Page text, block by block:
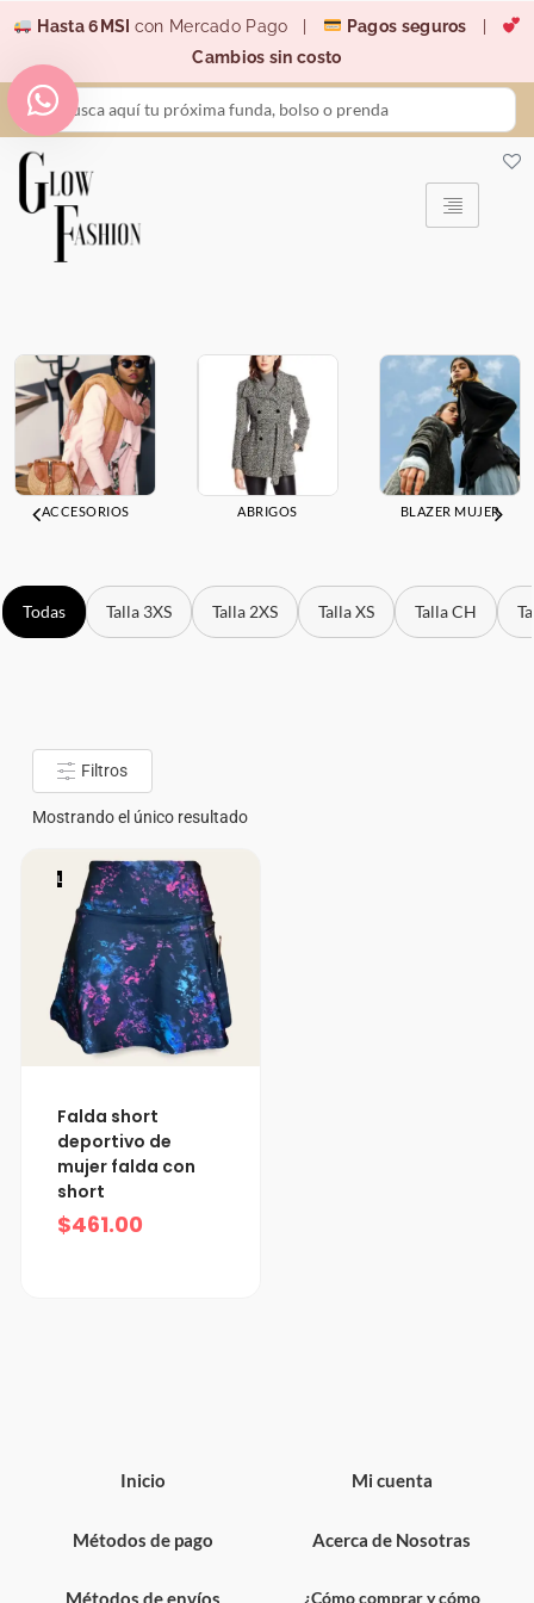
contenido
Hasta 6MSI con Mercado Pago | Pagos seguros
Cambios sin costo
Search
...
ACCESORIOS ABRIGOS BLAZER MUJER
Todas Talla 3XS Talla 2XS Talla XS Talla CH
Filtros
Mostrando el único resultado
L
Falda short
deportivo de
mujer falda con
short
$461.00
Inicio
Métodos de pago
Mi cuenta
Acerca de Nosotras
¿Cómo comprar y cómo